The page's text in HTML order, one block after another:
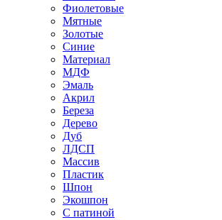
Фиолетовые
Мятные
Золотые
Синие
Материал
МДФ
Эмаль
Акрил
Береза
Дерево
Дуб
ЛДСП
Массив
Пластик
Шпон
Экошпон
С патиной